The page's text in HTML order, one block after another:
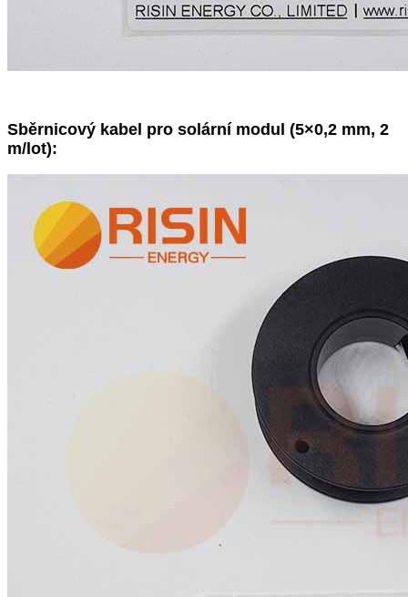
Sběrnicový kabel pro solární modul (5×0,2 mm, 2
m/lot):